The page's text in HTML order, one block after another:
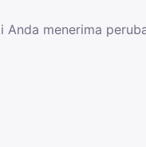
menerima